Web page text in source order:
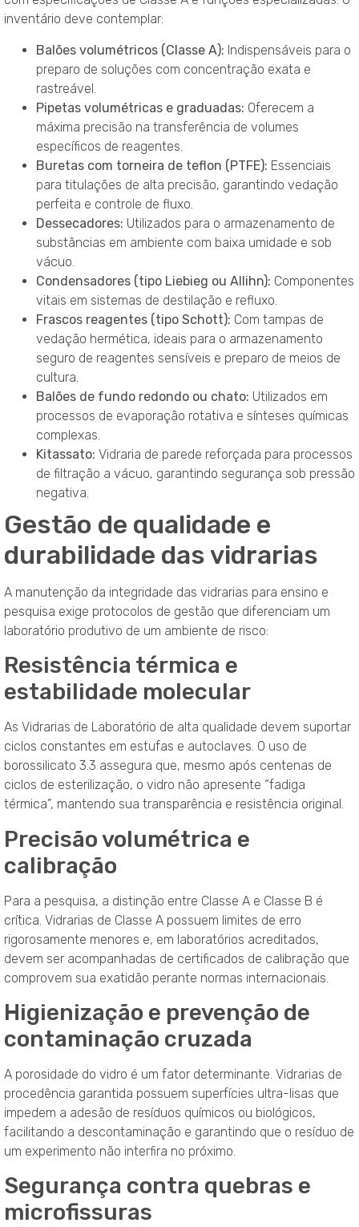
inventário deve contemplar:
Balões volumétricos (Classe A): Indispensáveis para o
preparo de soluções com concentração exata e
rastreável.
Pipetas volumétricas e graduadas: Oferecem a
máxima precisão na transferência de volumes
específicos de reagentes.
Buretas com torneira de teflon (PTFE): Essenciais
para titulações de alta precisão, garantindo vedação
perfeita e controle de fluxo.
Dessecadores: Utilizados para o armazenamento de
substâncias em ambiente com baixa umidade e sob
vácuo.
Condensadores (tipo Liebieg ou Allihn): Componentes
vitais em sistemas de destilação e refluxo.
Frascos reagentes (tipo Schott): Com tampas de
vedação hermética, ideais para o armazenamento
seguro de reagentes sensíveis e preparo de meios de
cultura.
Balões de fundo redondo ou chato: Utilizados em
processos de evaporação rotativa e sínteses químicas
complexas.
Kitassato: Vidraria de parede reforçada para processos
de filtração a vácuo, garantindo segurança sob pressão
negativa.
Gestão de qualidade e
durabilidade das vidrarias
A manutenção da integridade das vidrarias para ensino e
pesquisa exige protocolos de gestão que diferenciam um
laboratório produtivo de um ambiente de risco:
Resistência térmica e
estabilidade molecular
As Vidrarias de Laboratório de alta qualidade devem suportar
ciclos constantes em estufas e autoclaves. O uso de
borossilicato 3.3 assegura que, mesmo após centenas de
ciclos de esterilização, o vidro não apresente “fadiga
térmica”, mantendo sua transparência e resistência original.
Precisão volumétrica e
calibração
Para a pesquisa, a distinção entre Classe A e Classe B é
crítica. Vidrarias de Classe A possuem limites de erro
rigorosamente menores e, em laboratórios acreditados,
devem ser acompanhadas de certificados de calibração que
comprovem sua exatidão perante normas internacionais.
Higienização e prevenção de
contaminação cruzada
A porosidade do vidro é um fator determinante. Vidrarias de
procedência garantida possuem superfícies ultra-lisas que
impedem a adesão de resíduos químicos ou biológicos,
facilitando a descontaminação e garantindo que o resíduo de
um experimento não interfira no próximo.
Segurança contra quebras e
microfissuras